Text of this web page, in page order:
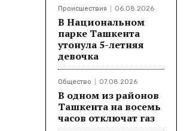
Происшествия 06.08.2026
В Национальном
парке Ташкента
утонула 5-летняя
девочка
Общество 07.08.2026
В одном из районов
Ташкента на восемь
часов отключат газ